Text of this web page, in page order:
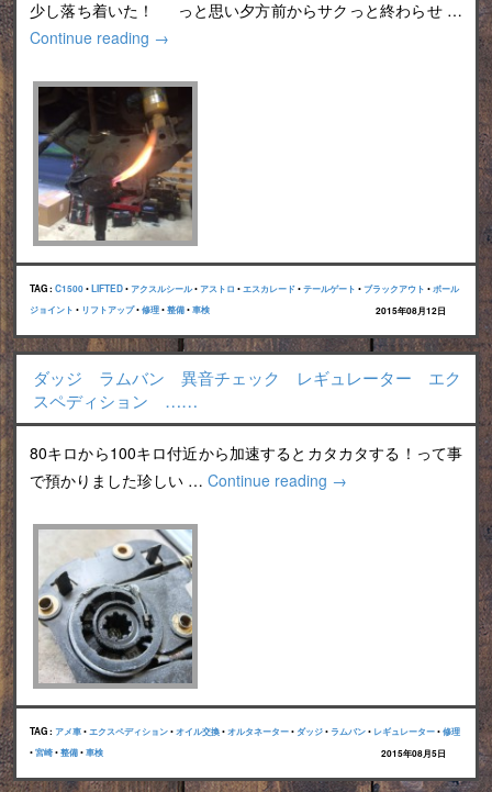
少し落ち着いた！ っと思い夕方前からサクっと終わらせ …
Continue reading →
TAG : C1500•LIFTED•アクスルシール•アストロ •エスカレード•テールゲート •ブラックアウト •ボール
ジョイント • リフトアップ•修理•整備•車検 2015年08月12日
ダッジ ラムバン 異音チェック レギュレーター エク
スペディション ……
80キロから100キロ付近から加速するとカタカタする！って事
で預かりました珍しい … Continue reading →
TAG : アメ車•エクスペディション•オイル交換•オルタネーター• ダッジ• ラムバン• レギュレーター•修理
•宮崎•整備•車検 2015年08月5日